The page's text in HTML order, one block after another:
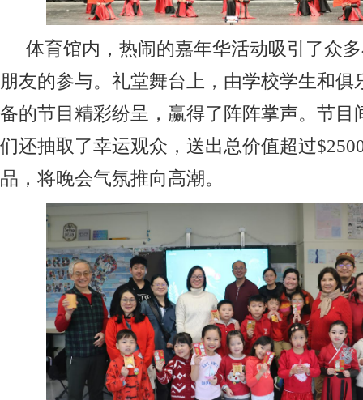
体育馆内，热闹的嘉年华活动吸引了众
朋友的参与。礼堂舞台上，由学校学生和俱
备的节目精彩纷呈，赢得了阵阵掌声。节目
们还抽取了幸运观众，送出总价值超过
品，将晚会气氛推向高潮。